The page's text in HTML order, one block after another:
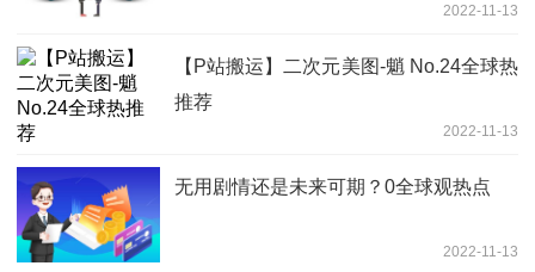
2022-11-13
【P站搬运】二次元美图-魈 No.24全球热
推荐
2022-11-13
无用剧情还是未来可期？0全球观热点
2022-11-13